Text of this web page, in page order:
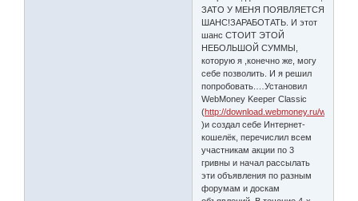
ЗАТО У МЕНЯ ПОЯВЛЯЕТСЯ
ШАНС!ЗАРАБОТАТЬ. И этот
шанс СТОИТ ЭТОЙ
НЕБОЛЬШОЙ СУММЫ,
которую я ,конечно же, могу
себе позволить. И я решил
попробовать.…Установил
WebMoney Keeper Classic
(http://download.webmoney.ru/
)и создал себе Интернет-
кошелёк, перечислил всем
участникам акции по 3
гривны и начал рассылать
эти объявления по разным
форумам и доскам